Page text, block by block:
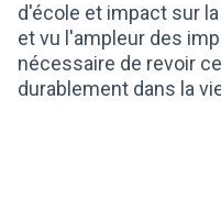
d'école et impact sur
et vu l'ampleur des
nécessaire de revoir
durablement dans la